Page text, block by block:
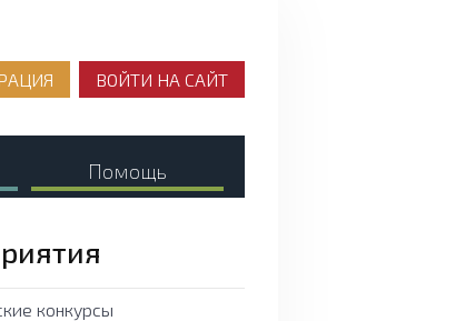
ВОЙТИ НА САЙТ
Помощь
конкурсы